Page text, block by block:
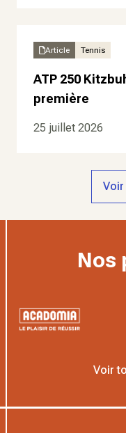
Article Tennis
ATP 250
première
25 juillet 2026
Nos
Voir